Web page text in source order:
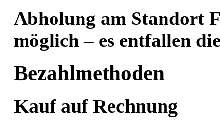
Abholung am Standort
möglich – es entfallen
Bezahlmethoden
Kauf auf Rechnung